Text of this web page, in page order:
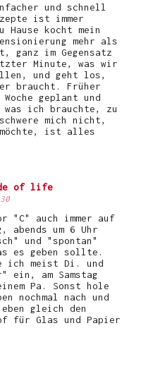
und schnell
ist immer
Hause kocht mein
mehr als
ganz im Gegensatz
Minute, was wir
und geht los,
braucht. Früher
geplant und
ich brauchte, zu
mich nicht,
möchte, ist alles
of life
"C" auch immer auf
abends um 6 Uhr
und "spontan"
es geben sollte.
ich meist Di. und
ein, am Samstag
Pa. Sonst hole
nochmal nach und
gleich den
für Glas und Papier